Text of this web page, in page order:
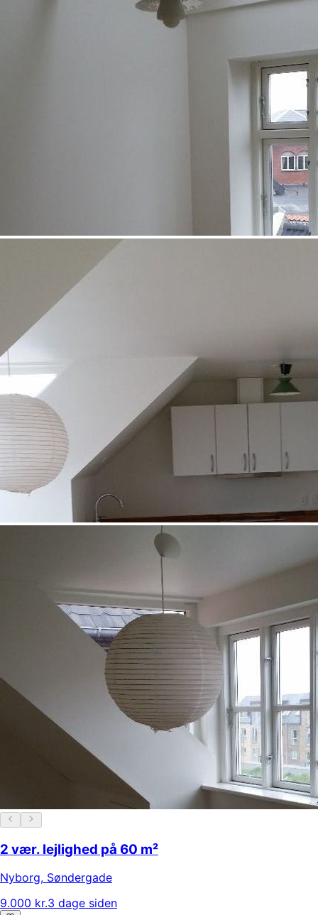
2 vær. lejlighed på 60 m²
Nyborg, Søndergade
9.000 kr.3 dage siden